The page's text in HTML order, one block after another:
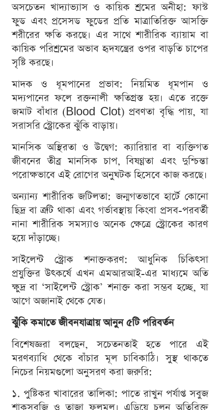
অসচেতন খাদ্যাভ্যাস ও কায়িক শ্রমের অনীহা: ফাস্ট
ফুড এবং প্রসেসড ফুডের প্রতি মাত্রাতিরিক্ত আসক্তি
শরীরের ক্ষতি করছে। এর সাথে শারীরিক ব্যায়াম বা
কায়িক পরিশ্রমের অভাব হৃদযন্ত্রের ওপর বাড়তি চাপের
সৃষ্টি করছে।
মাদক ও ধূমপানের প্রভাব: নিয়মিত ধূমপান ও
মদ্যপানের ফলে রক্তনালী ক্ষতিগ্রস্ত হয়। এতে রক্তে
জমাট বাঁধার (Blood Clot) প্রবণতা বৃদ্ধি পায়, যা
সরাসরি স্ট্রোকের ঝুঁকি বাড়ায়।
মানসিক অস্থিরতা ও উদ্বেগ: ক্যারিয়ার বা ব্যক্তিগত
জীবনের তীব্র মানসিক চাপ, বিষণ্ণতা এবং দুশ্চিন্তা
পরোক্ষভাবে এই রোগের অনুঘটক হিসেবে কাজ করছে।
অন্যান্য শারীরিক জটিলতা: জন্মগতভাবে হার্টে কোনো
ছিদ্র বা ত্রুটি থাকা এবং গর্ভাবস্থায় কিংবা প্রসব-পরবর্তী
নানা শারীরিক সমস্যাও অনেক ক্ষেত্রে স্ট্রোকের কারণ
হয়ে দাঁড়াচ্ছে।
সাইলেন্ট স্ট্রোক শনাক্তকরণ: আধুনিক চিকিৎসা
প্রযুক্তির উৎকর্ষে এখন এমআরআই-এর মাধ্যমে অতি
ক্ষুদ্র বা ‘সাইলেন্ট স্ট্রোক’ শনাক্ত করা সম্ভব হচ্ছে, যা
আগে অজানাই থেকে যেত।
ঝুঁকি কমাতে জীবনযাত্রায় আনুন ৫টি পরিবর্তন
বিশেষজ্ঞরা বলছেন, সচেতনতাই হতে পারে এই
মরণব্যাধি থেকে বাঁচার মূল চাবিকাঠি। সুস্থ থাকতে
নিচের নিয়মগুলো অনুসরণ করা জরুরি:
১. পুষ্টিকর খাবারের তালিকা: পাতে রাখুন পর্যাপ্ত সবুজ